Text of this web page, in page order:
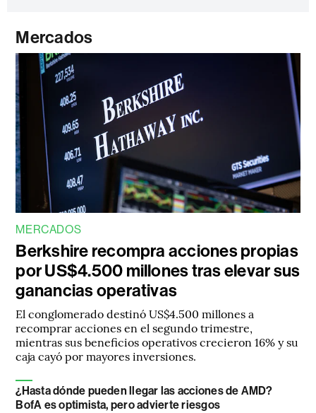
Mercados
MERCADOS
Berkshire recompra acciones propias
por US$4.500 millones tras elevar sus
ganancias operativas
El conglomerado destinó US$4.500 millones a
recomprar acciones en el segundo trimestre,
mientras sus beneficios operativos crecieron 16% y su
caja cayó por mayores inversiones.
¿Hasta dónde pueden llegar las acciones de AMD?
BofA es optimista, pero advierte riesgos